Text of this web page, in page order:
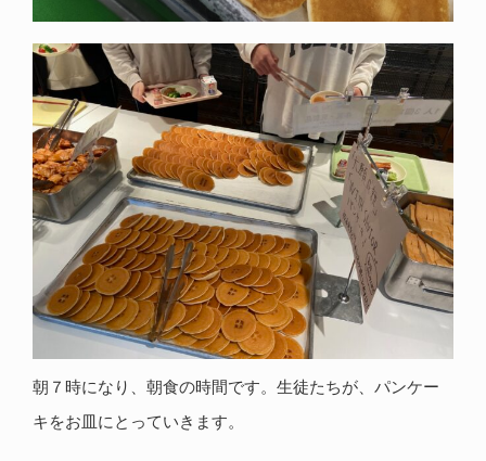
朝７時になり、朝食の時間です。生徒たちが、パンケー
キをお皿にとっていきます。